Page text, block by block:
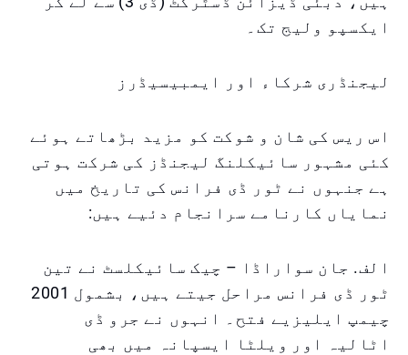
ایکسپو ولیج تک۔
لیجنڈری شرکاء اور ایمبیسیڈرز
اس ریس کی شان و شوکت کو مزید بڑھاتے ہوئے
کئی مشہور سائیکلنگ لیجنڈز کی شرکت ہوتی
ہے جنہوں نے ٹور ڈی فرانس کی تاریخ میں
نمایاں کارنامے سرانجام دئیے ہیں:
الف. جان سواراڈا – چیک سائیکلسٹ نے تین
ٹور ڈی فرانس مراحل جیتے ہیں، بشمول 2001
چیمپ ایلیزیے فتح۔ انہوں نے جرو ڈی
اٹالیہ اور ویلٹا ایسپانہ میں بھی